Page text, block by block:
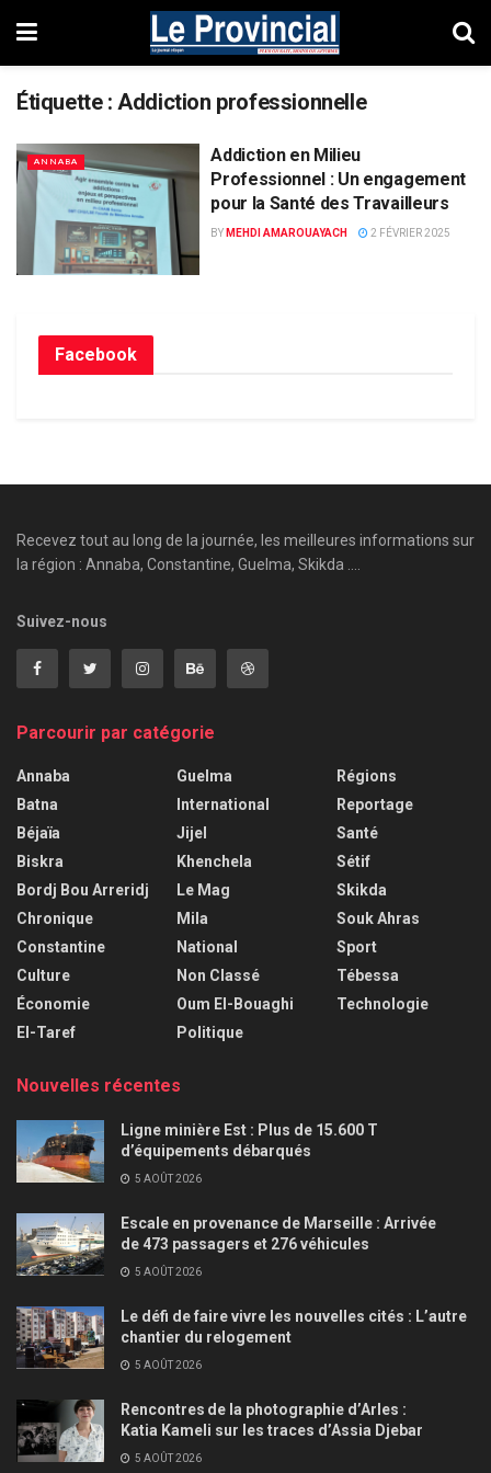
Étiquette :Addiction professionnelle
ANNABA
Addiction en Milieu
Professionnel : Un engagement
pour la Santé des Travailleurs
BY MEHDI AMAROUAYACH 2 FÉVRIER 2025
Facebook
Recevez tout au long de la journée, les meilleures informations sur
la région : Annaba, Constantine, Guelma, Skikda ....
Suivez-nous
Parcourir par catégorie
Annaba
Batna
Béjaïa
Biskra
Bordj Bou Arreridj
Chronique
Constantine
Culture
Économie
El-Taref
Guelma
International
Jijel
Khenchela
Le Mag
Mila
National
Non Classé
Oum El-Bouaghi
Politique
Régions
Reportage
Santé
Sétif
Skikda
Souk Ahras
Sport
Tébessa
Technologie
Nouvelles récentes
Ligne minière Est : Plus de 15.600 T
d’équipements débarqués
5 AOÛT 2026
Escale en provenance de Marseille : Arrivée
de 473 passagers et 276 véhicules
5 AOÛT 2026
Le défi de faire vivre les nouvelles cités : L’autre
chantier du relogement
5 AOÛT 2026
Rencontres de la photographie d’Arles :
Katia Kameli sur les traces d’Assia Djebar
5 AOÛT 2026